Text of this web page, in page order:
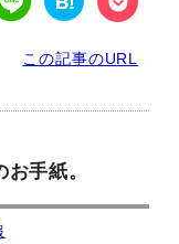
この記事のURL
手紙。